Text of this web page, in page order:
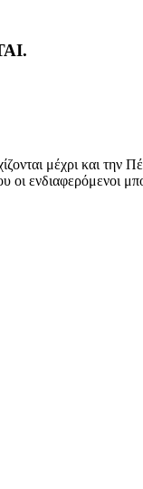
μέχρι και την
ενδιαφερόμενοι